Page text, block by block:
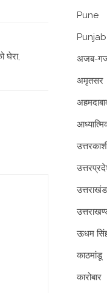
घेरा,
Pune
Punjab
अजब-
अमृतसर
उत्तराखंड
ऊधम
काठमांडू
कारोबार